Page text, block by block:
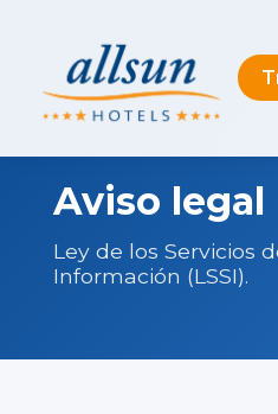
Aviso legal
Ley de los Servicios
Información (LSSI).